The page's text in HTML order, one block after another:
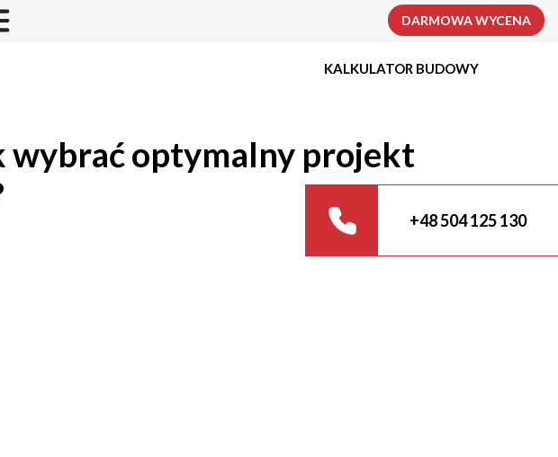
DARMOWA WYCENA
KALKULATOR BUDOWY
wybrać optymalny projekt
+48 504 125 130